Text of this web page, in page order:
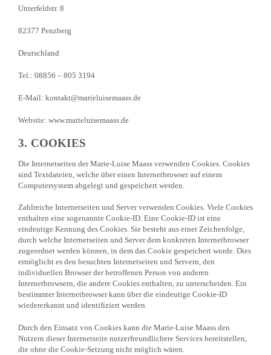
Unterfeldstr. 8
82377 Penzberg
Deutschland
Tel.: 08856 – 805 3194
E-Mail: kontakt@marieluisemaass.de
Website: www.marieluisemaass.de
3. COOKIES
Die Internetseiten der Marie-Luise Maass verwenden Cookies. Cookies
sind Textdateien, welche über einen Internetbrowser auf einem
Computersystem abgelegt und gespeichert werden.
Zahlreiche Internetseiten und Server verwenden Cookies. Viele Cookies
enthalten eine sogenannte Cookie-ID. Eine Cookie-ID ist eine
eindeutige Kennung des Cookies. Sie besteht aus einer Zeichenfolge,
durch welche Internetseiten und Server dem konkreten Internetbrowser
zugeordnet werden können, in dem das Cookie gespeichert wurde. Dies
ermöglicht es den besuchten Internetseiten und Servern, den
individuellen Browser der betroffenen Person von anderen
Internetbrowsern, die andere Cookies enthalten, zu unterscheiden. Ein
bestimmter Internetbrowser kann über die eindeutige Cookie-ID
wiedererkannt und identifiziert werden.
Durch den Einsatz von Cookies kann die Marie-Luise Maass den
Nutzern dieser Internetseite nutzerfreundlichere Services bereitstellen,
die ohne die Cookie-Setzung nicht möglich wären.